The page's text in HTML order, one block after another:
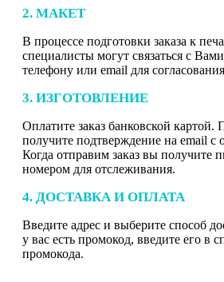
2. МАКЕТ
В процессе подготовки заказа к
специалисты могут связаться с
телефону или email для
3. ИЗГОТОВЛЕНИЕ
Оплатите заказ банковской картой.
получите подтверждение на email с
Когда отправим заказ вы получите
номером для отслеживания.
4. ДОСТАВКА И ОПЛАТА
Введите адрес и выберите способ
у вас есть промокод, введите его в
промокода.